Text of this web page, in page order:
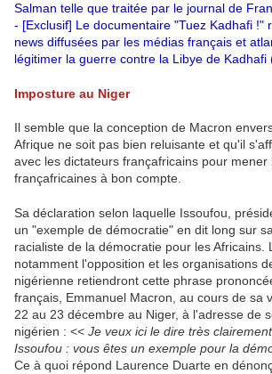
Salman telle que traitée par le journal de
- [Exclusif] Le documentaire "Tuez Kadhafi !"
news diffusées par les médias français et
légitimer la guerre contre la Libye de Kadhafi
Imposture au Niger
Il semble que la conception de Macron
Afrique ne soit pas bien reluisante et qu'il
avec les dictateurs françafricains pour mener
françafricaines à bon compte.
Sa déclaration selon laquelle Issoufou,
un "exemple de démocratie" en dit long sur
racialiste de la démocratie pour les Africains.
notamment l'opposition et les organisations
nigérienne retiendront cette phrase
français, Emmanuel Macron, au cours de sa
22 au 23 décembre au Niger, à l'adresse de
nigérien : << Je veux ici le dire très
Issoufou : vous êtes un exemple pour la
Ce à quoi répond Laurence Duarte en